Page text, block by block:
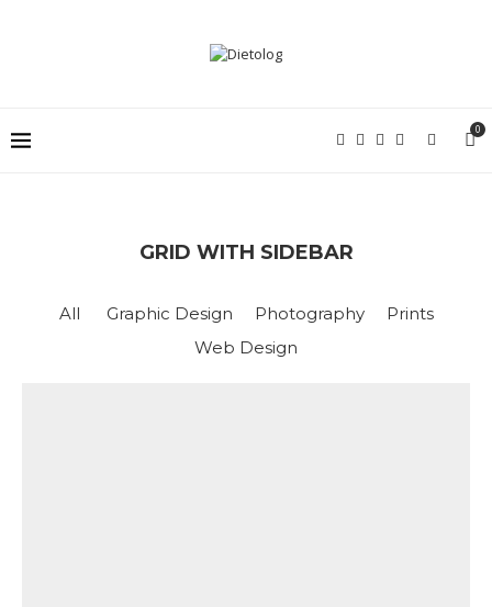
0
GRID WITH SIDEBAR
All Graphic Design Photography
Prints
Web Design